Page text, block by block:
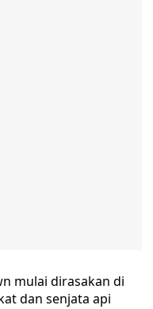
mulai dirasakan di
dan senjata api